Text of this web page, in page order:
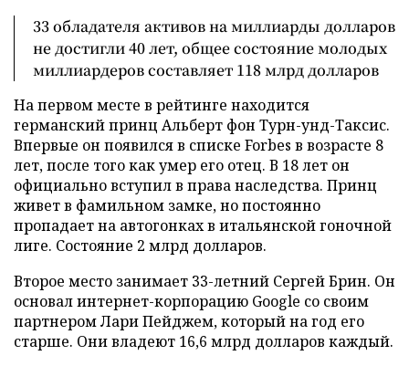
33 обладателя активов на миллиарды долларов
не достигли 40 лет, общее состояние молодых
миллиардеров составляет 118 млрд долларов
На первом месте в рейтинге находится
германский принц Альберт фон Турн-унд-Таксис.
Впервые он появился в списке Forbes в возрасте 8
лет, после того как умер его отец. В 18 лет он
официально вступил в права наследства. Принц
живет в фамильном замке, но постоянно
пропадает на автогонках в итальянской гоночной
лиге. Состояние 2 млрд долларов.
Второе место занимает 33-летний Сергей Брин. Он
основал интернет-корпорацию Google со своим
партнером Лари Пейджем, который на год его
старше. Они владеют 16,6 млрд долларов каждый.